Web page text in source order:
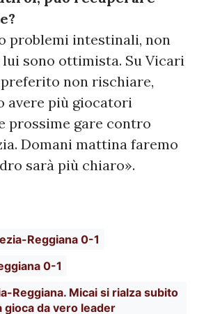
problemi intestinali, non
sono ottimista. Su Vicari
non rischiare,
avere più giocatori
prossime gare contro
Domani mattina faremo
sarà più chiaro».
Reggiana 0-1
0-1
Reggiana. Micai si rialza subito
gioca da vero leader